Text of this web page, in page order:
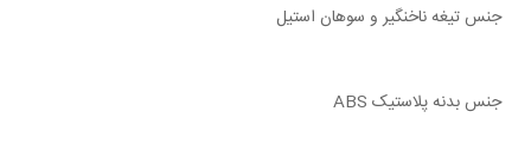
جنس تیغه ناخنگیر و سوهان استیل
جنس بدنه پلاستیک ABS